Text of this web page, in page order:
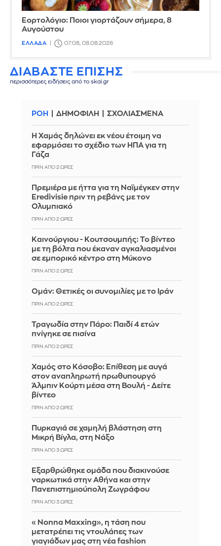
Εορτολόγιο: Ποιοι γιορτάζουν σήμερα, 8
Αυγούστου
ΕΛΛΑΔΑ 07:08, 08.08.2026
ΔΙΑΒΑΣΤΕ ΕΠΙΣΗΣ
περισσότερες ειδήσεις από το skai.gr
ΡΟΗ ΔΗΜΟΦΙΛΗ ΣΧΟΛΙΑΣΜΕΝΑ
Η Χαμάς δηλώνει εκ νέου έτοιμη να
εφαρμόσει το σχέδιο των ΗΠΑ για τη
Γάζα
ΠΡΙΝ ΑΠΌ 2 ΏΡΕΣ
Πρεμιέρα με ήττα για τη Ναϊμέγκεν στην
Eredivisie πριν τη ρεβάνς με τον
Ολυμπιακό
ΠΡΙΝ ΑΠΌ 2 ΏΡΕΣ
Καινούργιου - Κουτσουμπής: Το βίντεο
με τη βόλτα που έκαναν αγκαλιασμένοι
σε εμπορικό κέντρο στη Μύκονο
ΠΡΙΝ ΑΠΌ 2 ΏΡΕΣ
Ομάν: Θετικές οι συνομιλίες με το Ιράν
ΠΡΙΝ ΑΠΌ 2 ΏΡΕΣ
Τραγωδία στην Πάρο: Παιδί 4 ετών
πνίγηκε σε πισίνα
ΠΡΙΝ ΑΠΌ 2 ΏΡΕΣ
Χαμός στο Κόσοβο: Επίθεση με αυγά
στον αναπληρωτή πρωθυπουργό
Άλμπιν Κούρτι μέσα στη Βουλή - Δείτε
βίντεο
ΠΡΙΝ ΑΠΌ 2 ΏΡΕΣ
Πυρκαγιά σε χαμηλή βλάστηση στη
Μικρή Βίγλα, στη Νάξο
ΠΡΙΝ ΑΠΌ 3 ΏΡΕΣ
Εξαρθρώθηκε ομάδα που διακινούσε
ναρκωτικά στην Αθήνα και στην
Πανεπιστημιούπολη Ζωγράφου
ΠΡΙΝ ΑΠΌ 3 ΏΡΕΣ
«Nonna Maxxing», η τάση που
μετατρέπει τις ντουλάπες των
γιαγιάδων μας στη νέα fashion